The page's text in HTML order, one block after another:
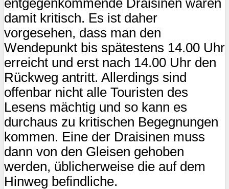
entgegenkommende Draisinen wären
damit kritisch. Es ist daher
vorgesehen, dass man den
Wendepunkt bis spätestens 14.00 Uhr
erreicht und erst nach 14.00 Uhr den
Rückweg antritt. Allerdings sind
offenbar nicht alle Touristen des
Lesens mächtig und so kann es
durchaus zu kritischen Begegnungen
kommen. Eine der Draisinen muss
dann von den Gleisen gehoben
werden, üblicherweise die auf dem
Hinweg befindliche.